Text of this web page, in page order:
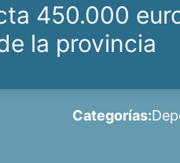
450.000
la provincia
Categorías: